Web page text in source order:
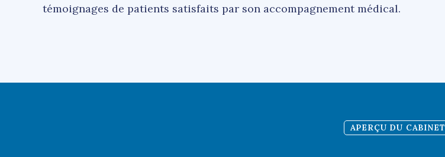
témoignages de patients satisfaits par son accompagnement médical.
APERÇU DU CABINET